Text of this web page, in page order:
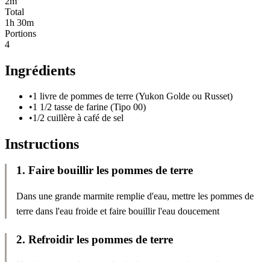
Total
1h 30m
Portions
4
Ingrédients
•1 livre de pommes de terre (Yukon Golde ou Russet)
•1 1/2 tasse de farine (Tipo 00)
•1/2 cuillère à café de sel
Instructions
1. Faire bouillir les pommes de terre
Dans une grande marmite remplie d'eau, mettre les pommes de
terre dans l'eau froide et faire bouillir l'eau doucement
2. Refroidir les pommes de terre